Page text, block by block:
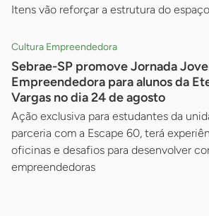
Itens vão reforçar a estrutura do espaço
Cultura Empreendedora
Sebrae-SP promove Jornada
Empreendedora para alunos da
Vargas no dia 24 de agosto
Ação exclusiva para estudantes da
parceria com a Escape 60, terá
oficinas e desafios para desenvolver
empreendedoras